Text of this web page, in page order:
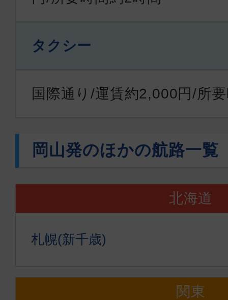
タクシー
国際通り/運賃約2,000円/所
岡山発のほかの航路一覧
北海道
札幌(新千歳)
関東